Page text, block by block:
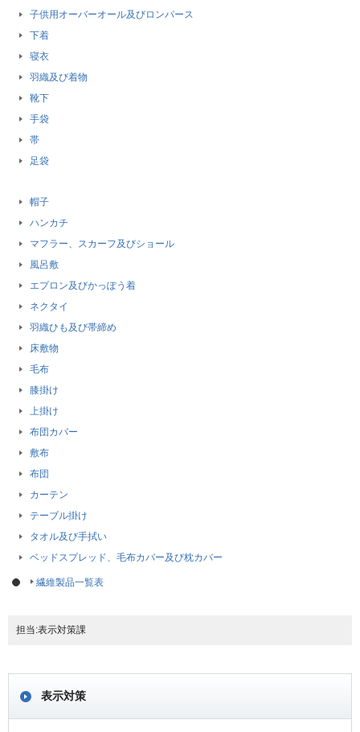
子供用オーバーオール及びロンパース
下着
寝衣
羽織及び着物
靴下
手袋
帯
足袋
帽子
ハンカチ
マフラー、スカーフ及びショール
風呂敷
エプロン及びかっぽう着
ネクタイ
羽織ひも及び帯締め
床敷物
毛布
膝掛け
上掛け
布団カバー
敷布
布団
カーテン
テーブル掛け
タオル及び手拭い
ベッドスプレッド、毛布カバー及び枕カバー
繊維製品一覧表
担当:表示対策課
表示対策